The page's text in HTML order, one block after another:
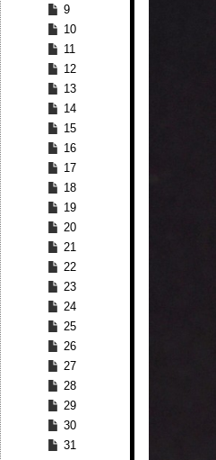
9
10
11
12
13
14
15
16
17
18
19
20
21
22
23
24
25
26
27
28
29
30
31